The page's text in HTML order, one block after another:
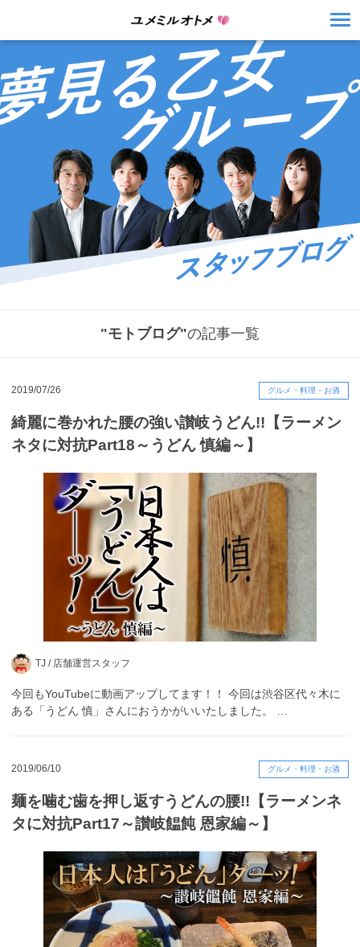
"モトブログ"の記事一覧
2019/07/26 グルメ・料理・お酒
綺麗に巻かれた腰の強い讃岐うどん!!【ラーメン
ネタに対抗Part18～うどん 慎編～】
TJ / 店舗運営スタッフ
今回もYouTubeに動画アップしてます！！ 今回は渋谷区代々木に
ある「うどん 慎」さんにおうかがいいたしました。 …
2019/06/10 グルメ・料理・お酒
麺を噛む歯を押し返すうどんの腰!!【ラーメンネ
タに対抗Part17～讃岐饂飩 恩家編～】